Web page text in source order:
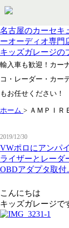
名古屋のカーセキ
ーオーディオ専門
キッズガレージの
輸入車も歓迎！カー
コ・レーダー・カー
もお任せください！
ホーム > ＡＭＰＩＲ
2019/12/30
VWポロにアンパ
ライザーとレーダ
OBDアダプタ取付
こんにちは
キッズガレージで